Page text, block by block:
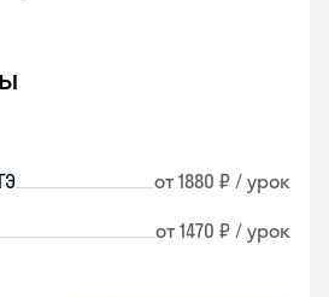
от 1880 ₽ / урок
от 1470 ₽ / урок